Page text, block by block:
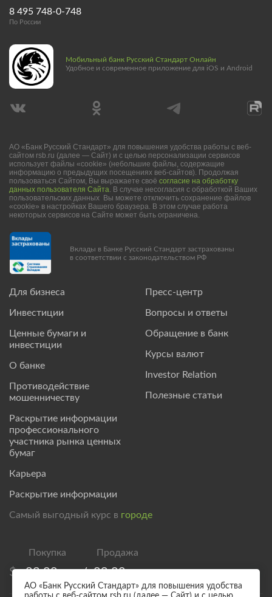
8 495 748-0-748
По России
Для бизнеса
Инвестиции
Ценные бумаги и
инвестиции
О банке
Противодействие
мошенничеству
Раскрытие информации
профессионального
участника рынка ценных
бумаг
Карьера
Раскрытие информации
Пресс-центр
Вопросы и ответы
Обращение в банк
Курсы валют
Investor Relation
Полезные статьи
Мобильный банк Русский Стандарт Онлайн
Удобное и современное приложение для iOS и Android
АО «Банк Русский Стандарт» для повышения удобства работы с веб-
сайтом rsb.ru (далее — Сайт) и с целью персонализации сервисов
использует файлы «cookie» (небольшие файлы, содержащие
информацию о предыдущих посещениях веб-сайтов). Продолжая
пользоваться Сайтом, Вы выражаете своё согласие на обработку
данных пользователя Сайта. В случае несогласия с обработкой Ваших
пользовательских данных Вы можете отключить сохранение файлов
«cookie» в настройках Вашего браузера. В этом случае работа
некоторых сервисов на Сайте может быть ограничена.
Вклады в Банке Русский Стандарт застрахованы
в соответствии с законодательством РФ
Самый выгодный курс в городе
$ 83,00 / 89,00
АО «Банк Русский Стандарт» для повышения удобства